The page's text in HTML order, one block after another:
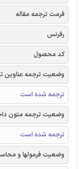
فرمت ترجمه مقاله
رفرنس
کد محصول
وضعیت ترجمه عناوین
ترجمه شده است
وضعیت ترجمه متون
ترجمه شده است
وضعیت فرمولها و